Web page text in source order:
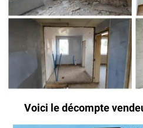
Voici le décompte